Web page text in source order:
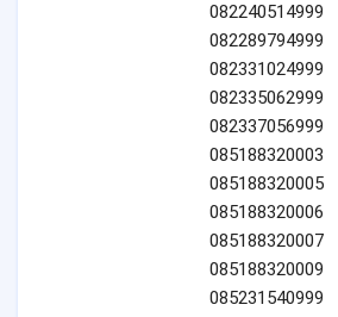
082240514999
082289794999
082331024999
082335062999
082337056999
085188320003
085188320005
085188320006
085188320007
085188320009
085231540999